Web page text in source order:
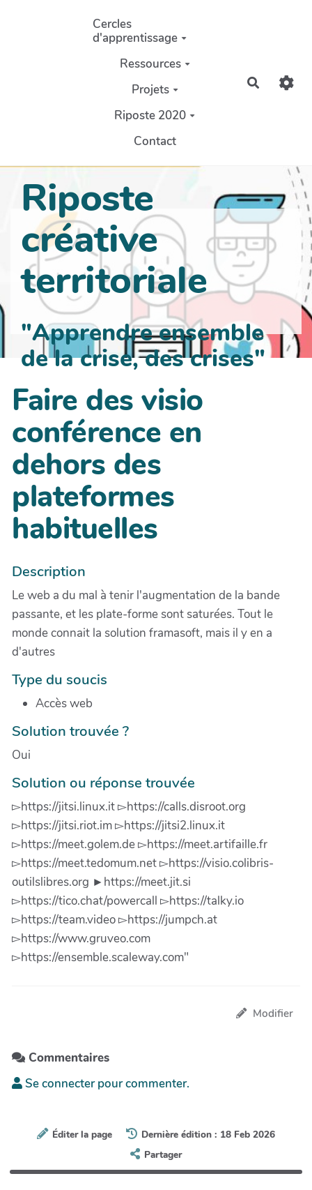
Aller au contenu principal
Cercles
d'apprentissage
Ressources
Projets
Riposte 2020
Contact
Riposte
créative
territoriale
"Apprendre ensemble
de la crise, des crises"
Faire des visio
conférence en
dehors des
plateformes
habituelles
Description
Le web a du mal à tenir l'augmentation de la bande
passante, et les plate-forme sont saturées. Tout le
monde connait la solution framasoft, mais il y en a
d'autres
Type du soucis
Accès web
Solution trouvée ?
Oui
Solution ou réponse trouvée
▻https://jitsi.linux.it ▻https://calls.disroot.org
▻https://jitsi.riot.im ▻https://jitsi2.linux.it
▻https://meet.golem.de ▻https://meet.artifaille.fr
▻https://meet.tedomum.net ▻https://visio.colibris-
outilslibres.org ►https://meet.jit.si
▻https://tico.chat/powercall ▻https://talky.io
▻https://team.video ▻https://jumpch.at
▻https://www.gruveo.com
▻https://ensemble.scaleway.com"
Modifier
Commentaires
Se connecter pour commenter.
Éditer la page
Dernière édition : 18 Feb 2026
Partager